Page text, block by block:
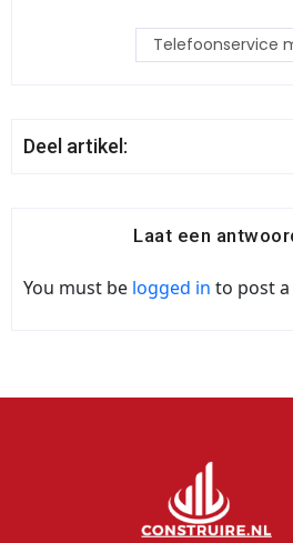
Telefoonservice
Deel artikel:
Laat een
You must be logged in to post